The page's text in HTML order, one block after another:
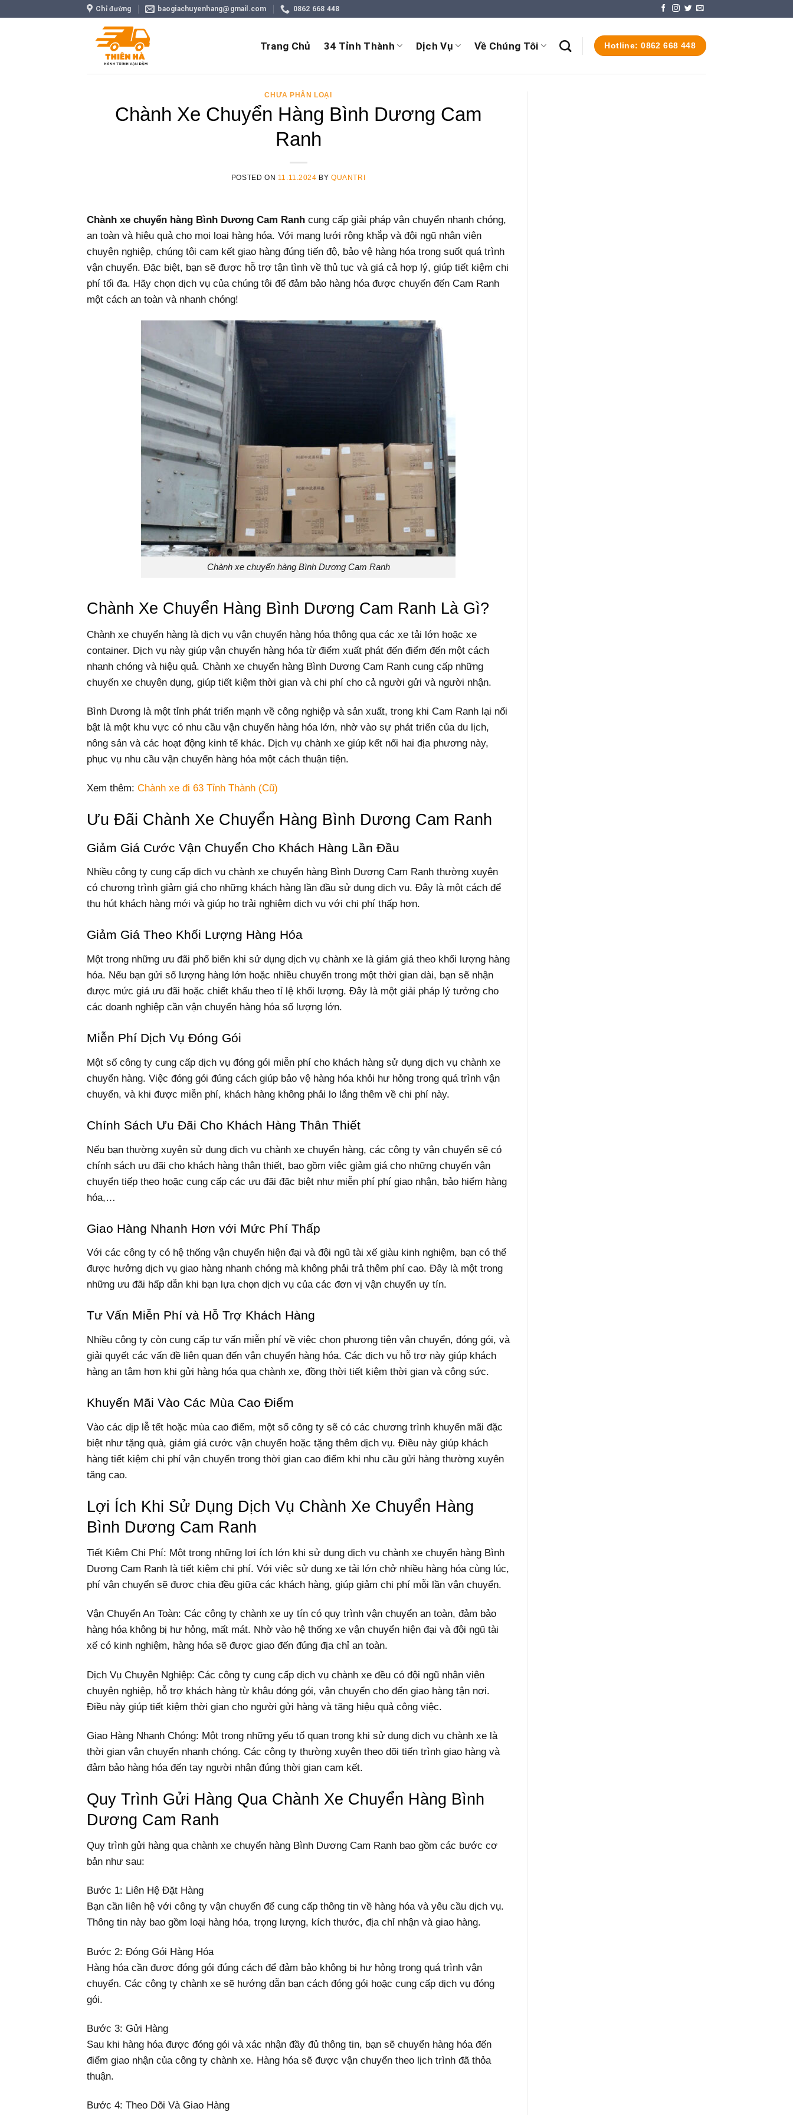
Chỉ đường baogiachuyenhang@gmail.com 0862 668 448
Trang Chủ 34 Tỉnh Thành Dịch Vụ Về Chúng Tôi Hotline: 0862 668 448
CHƯA PHÂN LOẠI
Chành Xe Chuyển Hàng Bình Dương Cam
Ranh
POSTED ON 11.11.2024 BYQUANTRI
Chành xe chuyển hàng Bình Dương Cam Ranh cung cấp giải pháp vận chuyển nhanh chóng,
an toàn và hiệu quả cho mọi loại hàng hóa. Với mạng lưới rộng khắp và đội ngũ nhân viên
chuyên nghiệp, chúng tôi cam kết giao hàng đúng tiến độ, bảo vệ hàng hóa trong suốt quá trình
vận chuyển. Đặc biệt, bạn sẽ được hỗ trợ tận tình về thủ tục và giá cả hợp lý, giúp tiết kiệm chi
phí tối đa. Hãy chọn dịch vụ của chúng tôi để đảm bảo hàng hóa được chuyển đến Cam Ranh
một cách an toàn và nhanh chóng!
Chành xe chuyển hàng Bình Dương Cam Ranh
Chành Xe Chuyển Hàng Bình Dương Cam Ranh Là Gì?
Chành xe chuyển hàng là dịch vụ vận chuyển hàng hóa thông qua các xe tải lớn hoặc xe
container. Dịch vụ này giúp vận chuyển hàng hóa từ điểm xuất phát đến điểm đến một cách
nhanh chóng và hiệu quả. Chành xe chuyển hàng Bình Dương Cam Ranh cung cấp những
chuyến xe chuyên dụng, giúp tiết kiệm thời gian và chi phí cho cả người gửi và người nhận.
Bình Dương là một tỉnh phát triển mạnh về công nghiệp và sản xuất, trong khi Cam Ranh lại nổi
bật là một khu vực có nhu cầu vận chuyển hàng hóa lớn, nhờ vào sự phát triển của du lịch,
nông sản và các hoạt động kinh tế khác. Dịch vụ chành xe giúp kết nối hai địa phương này,
phục vụ nhu cầu vận chuyển hàng hóa một cách thuận tiện.
Xem thêm: Chành xe đi 63 Tỉnh Thành (Cũ)
Ưu Đãi Chành Xe Chuyển Hàng Bình Dương Cam Ranh
Giảm Giá Cước Vận Chuyển Cho Khách Hàng Lần Đầu
Nhiều công ty cung cấp dịch vụ chành xe chuyển hàng Bình Dương Cam Ranh thường xuyên
có chương trình giảm giá cho những khách hàng lần đầu sử dụng dịch vụ. Đây là một cách để
thu hút khách hàng mới và giúp họ trải nghiệm dịch vụ với chi phí thấp hơn.
Giảm Giá Theo Khối Lượng Hàng Hóa
Một trong những ưu đãi phổ biến khi sử dụng dịch vụ chành xe là giảm giá theo khối lượng hàng
hóa. Nếu bạn gửi số lượng hàng lớn hoặc nhiều chuyến trong một thời gian dài, bạn sẽ nhận
được mức giá ưu đãi hoặc chiết khấu theo tỉ lệ khối lượng. Đây là một giải pháp lý tưởng cho
các doanh nghiệp cần vận chuyển hàng hóa số lượng lớn.
Miễn Phí Dịch Vụ Đóng Gói
Một số công ty cung cấp dịch vụ đóng gói miễn phí cho khách hàng sử dụng dịch vụ chành xe
chuyển hàng. Việc đóng gói đúng cách giúp bảo vệ hàng hóa khỏi hư hỏng trong quá trình vận
chuyển, và khi được miễn phí, khách hàng không phải lo lắng thêm về chi phí này.
Chính Sách Ưu Đãi Cho Khách Hàng Thân Thiết
Nếu bạn thường xuyên sử dụng dịch vụ chành xe chuyển hàng, các công ty vận chuyển sẽ có
chính sách ưu đãi cho khách hàng thân thiết, bao gồm việc giảm giá cho những chuyến vận
chuyển tiếp theo hoặc cung cấp các ưu đãi đặc biệt như miễn phí phí giao nhận, bảo hiểm hàng
hóa,…
Giao Hàng Nhanh Hơn với Mức Phí Thấp
Với các công ty có hệ thống vận chuyển hiện đại và đội ngũ tài xế giàu kinh nghiệm, bạn có thể
được hưởng dịch vụ giao hàng nhanh chóng mà không phải trả thêm phí cao. Đây là một trong
những ưu đãi hấp dẫn khi bạn lựa chọn dịch vụ của các đơn vị vận chuyển uy tín.
Tư Vấn Miễn Phí và Hỗ Trợ Khách Hàng
Nhiều công ty còn cung cấp tư vấn miễn phí về việc chọn phương tiện vận chuyển, đóng gói, và
giải quyết các vấn đề liên quan đến vận chuyển hàng hóa. Các dịch vụ hỗ trợ này giúp khách
hàng an tâm hơn khi gửi hàng hóa qua chành xe, đồng thời tiết kiệm thời gian và công sức.
Khuyến Mãi Vào Các Mùa Cao Điểm
Vào các dịp lễ tết hoặc mùa cao điểm, một số công ty sẽ có các chương trình khuyến mãi đặc
biệt như tặng quà, giảm giá cước vận chuyển hoặc tặng thêm dịch vụ. Điều này giúp khách
hàng tiết kiệm chi phí vận chuyển trong thời gian cao điểm khi nhu cầu gửi hàng thường xuyên
tăng cao.
Lợi Ích Khi Sử Dụng Dịch Vụ Chành Xe Chuyển Hàng
Bình Dương Cam Ranh
Tiết Kiệm Chi Phí: Một trong những lợi ích lớn khi sử dụng dịch vụ chành xe chuyển hàng Bình
Dương Cam Ranh là tiết kiệm chi phí. Với việc sử dụng xe tải lớn chở nhiều hàng hóa cùng lúc,
phí vận chuyển sẽ được chia đều giữa các khách hàng, giúp giảm chi phí mỗi lần vận chuyển.
Vận Chuyển An Toàn: Các công ty chành xe uy tín có quy trình vận chuyển an toàn, đảm bảo
hàng hóa không bị hư hỏng, mất mát. Nhờ vào hệ thống xe vận chuyển hiện đại và đội ngũ tài
xế có kinh nghiệm, hàng hóa sẽ được giao đến đúng địa chỉ an toàn.
Dịch Vụ Chuyên Nghiệp: Các công ty cung cấp dịch vụ chành xe đều có đội ngũ nhân viên
chuyên nghiệp, hỗ trợ khách hàng từ khâu đóng gói, vận chuyển cho đến giao hàng tận nơi.
Điều này giúp tiết kiệm thời gian cho người gửi hàng và tăng hiệu quả công việc.
Giao Hàng Nhanh Chóng: Một trong những yếu tố quan trọng khi sử dụng dịch vụ chành xe là
thời gian vận chuyển nhanh chóng. Các công ty thường xuyên theo dõi tiến trình giao hàng và
đảm bảo hàng hóa đến tay người nhận đúng thời gian cam kết.
Quy Trình Gửi Hàng Qua Chành Xe Chuyển Hàng Bình
Dương Cam Ranh
Quy trình gửi hàng qua chành xe chuyển hàng Bình Dương Cam Ranh bao gồm các bước cơ
bản như sau:
Bước 1: Liên Hệ Đặt Hàng
Bạn cần liên hệ với công ty vận chuyển để cung cấp thông tin về hàng hóa và yêu cầu dịch vụ.
Thông tin này bao gồm loại hàng hóa, trọng lượng, kích thước, địa chỉ nhận và giao hàng.
Bước 2: Đóng Gói Hàng Hóa
Hàng hóa cần được đóng gói đúng cách để đảm bảo không bị hư hỏng trong quá trình vận
chuyển. Các công ty chành xe sẽ hướng dẫn bạn cách đóng gói hoặc cung cấp dịch vụ đóng
gói.
Bước 3: Gửi Hàng
Sau khi hàng hóa được đóng gói và xác nhận đầy đủ thông tin, bạn sẽ chuyển hàng hóa đến
điểm giao nhận của công ty chành xe. Hàng hóa sẽ được vận chuyển theo lịch trình đã thỏa
thuận.
Bước 4: Theo Dõi Và Giao Hàng